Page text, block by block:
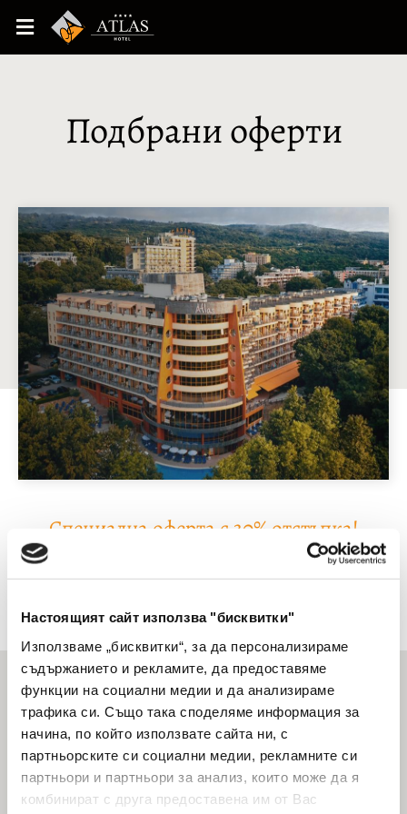
Настоящият сайт използва "бисквитки"
Използваме „бисквитки“, за да персонализираме
съдържанието и рекламите, да предоставяме
функции на социални медии и да анализираме
трафика си. Също така споделяме информация за
начина, по който използвате сайта ни, с
партньорските си социални медии, рекламните си
партньори и партньори за анализ, които може да я
комбинират с друга предоставена им от Вас
Подбрани оферти
Специална оферта с 30% отстъпка!